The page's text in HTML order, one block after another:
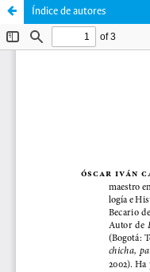
Índice de autores